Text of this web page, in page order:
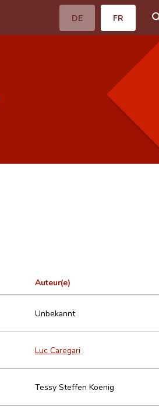
DE FR
Auteur(e)
Unbekannt
Luc Caregari
Tessy Steffen Koenig